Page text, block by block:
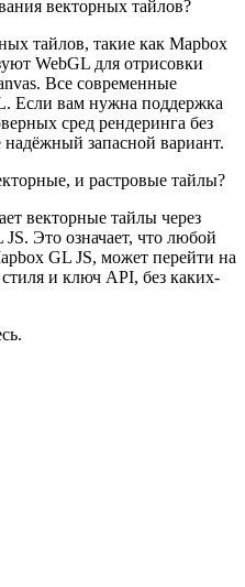
векторных тайлов?
тайлов, такие как Mapbox
WebGL для отрисовки
Все современные
Если вам нужна поддержка
сред рендеринга без
надёжный запасной вариант.
и растровые тайлы?
векторные тайлы через
Это означает, что любой
GL JS, может перейти на
и ключ API, без каких-